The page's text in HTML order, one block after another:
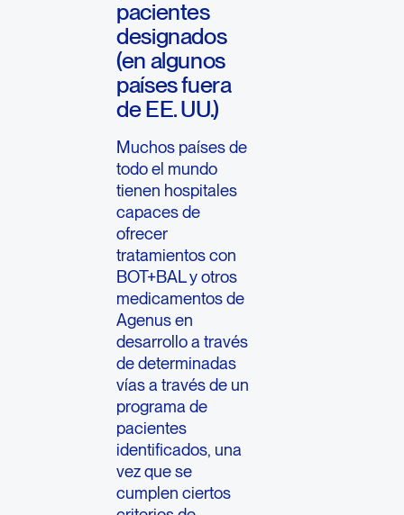
pacientes
designados
(en algunos
países fuera
de EE. UU.)
Muchos países de
todo el mundo
tienen hospitales
capaces de
ofrecer
tratamientos con
BOT+BAL y otros
medicamentos de
Agenus en
desarrollo a través
de determinadas
vías a través de un
programa de
pacientes
identificados, una
vez que se
cumplen ciertos